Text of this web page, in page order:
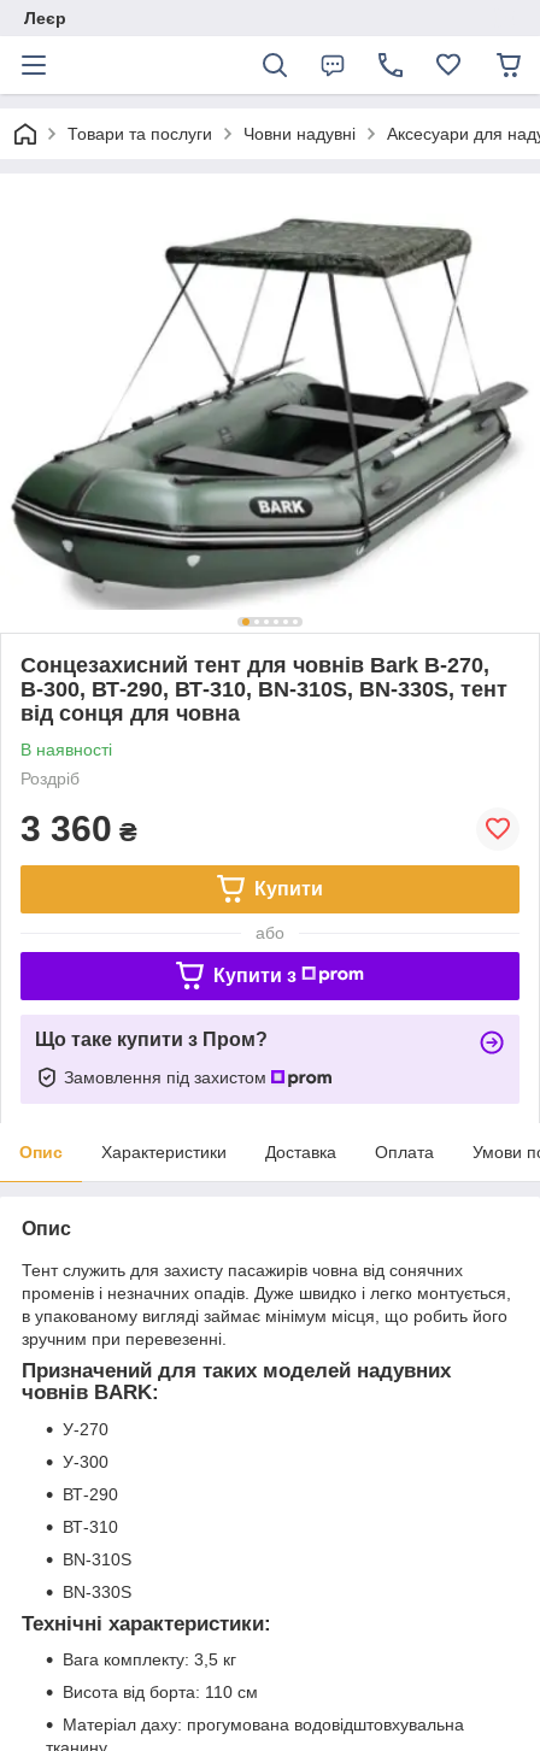
Леєр
Товари та послуги Човни надувні Аксесуари для
Сонцезахисний тент для човнів Bark В-270,
В-300, ВТ-290, ВТ-310, ВN-310S, ВN-330S, тент
від сонця для човна
В наявності
Роздріб
3 360 ₴
Купити
або
Купити з
Що таке купити з Пром?
Замовлення під захистом
Опис Характеристики Доставка Оплата Умови
Опис
Тент служить для захисту пасажирів човна від сонячних
променів і незначних опадів. Дуже швидко і легко монтується,
в упакованому вигляді займає мінімум місця, що робить його
зручним при перевезенні.
Призначений для таких моделей надувних
човнів BARK:
У-270
У-300
ВТ-290
ВТ-310
ВN-310S
ВN-330S
Технічні характеристики:
Вага комплекту: 3,5 кг
Висота від борта: 110 см
Матеріал даху: прогумована водовідштовхувальна